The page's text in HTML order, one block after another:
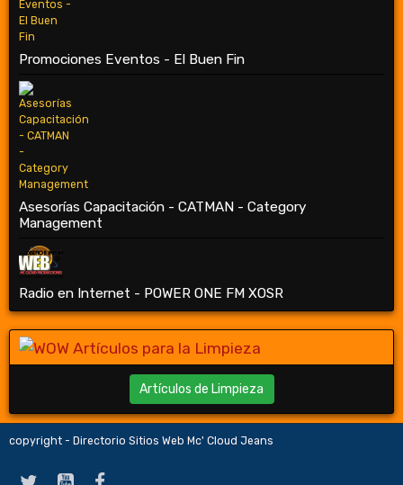
Promociones Eventos - El Buen Fin
Asesorías Capacitación - CATMAN - Category
Management
Radio en Internet - POWER ONE FM XOSR
Artículos de Limpieza
copyright - Directorio Sitios Web Mc' Cloud Jeans